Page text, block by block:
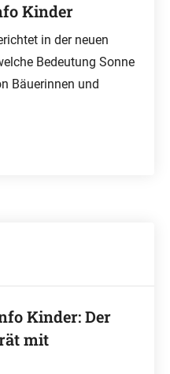
Kinder
in der neuen
Bedeutung Sonne
Bäuerinnen und
Kinder: Der
mit